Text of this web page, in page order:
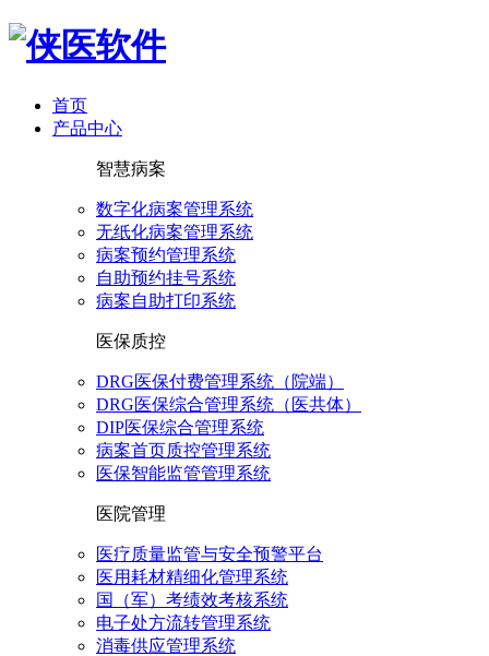
首页
产品中心
智慧病案
数字化病案管理系统
无纸化病案管理系统
病案预约管理系统
自助预约挂号系统
病案自助打印系统
医保质控
DRG医保付费管理系统（院端）
DRG医保综合管理系统（医共体）
DIP医保综合管理系统
病案首页质控管理系统
医保智能监管管理系统
医院管理
医疗质量监管与安全预警平台
医用耗材精细化管理系统
国（军）考绩效考核系统
电子处方流转管理系统
消毒供应管理系统